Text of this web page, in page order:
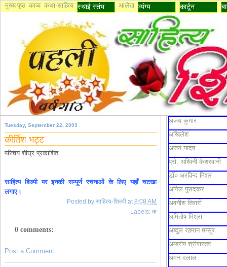
मुख्य पृष्ठ काव्य कथा-साहित्य स्थाई स्तंभ आलेख व्यंग्य कार्टून
Tuesday, September 22, 2009
कीर्तिश भट्ट
परिचय शीघ्र प्रकाशित...
साहित्य शिल्पी पर इनकी सम्पूर्ण रचनाओं के लिए यहाँ चटखा
लगाए।
Posted by साहित्य-शिल्पी at 8:08 AM
Labels: क
0 comments:
Post a Comment
अजय कुमार
अखिलेश
अजय यादव
प्रो. अश्विनी केशरवानी
डॉ० अरविन्द मिश्र
अनिल पुसदकर
अवनीश तिवारी
अमितोष मिश्रा
अब्दुल रहमान मन्सूर
अम्बरीष श्रीवास्तव
अमन दलाल